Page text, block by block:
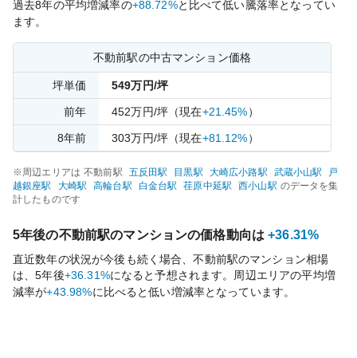
過去8年の平均増減率の+88.72%と比べて低い騰落率となってい
ます。
不動前駅の中古マンション価格
坪単価 549万円/坪
前年 452万円/坪 （現在+21.45%）
8年前 303万円/坪 （現在+81.12%）
※周辺エリアは 不動前駅 五反田駅 目黒駅 大崎広小路駅 武蔵小山駅
戸
越銀座駅 大崎駅 高輪台駅 白金台駅 荏原中延駅 西小山駅 のデータを集
計したものです
5年後の不動前駅のマンションの価格動向は +36.31%
直近数年の状況が今後も続く場合、不動前駅のマンション相場
は、5年後+36.31%になると予想されます。周辺エリアの平均増
減率が+43.98%に比べると低い増減率となっています。